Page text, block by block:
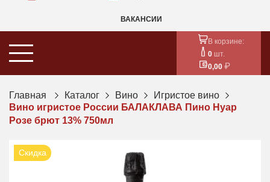
ВАКАНСИИ
В корзине:
0 шт.
0,00
Главная Каталог Вино
Игристое вино
Вино игристое России БАЛАКЛАВА Пино Нуар
Розе брют 13% 750мл
Скидка